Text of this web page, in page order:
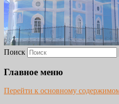
Поиск
Главное меню
Перейти к основному